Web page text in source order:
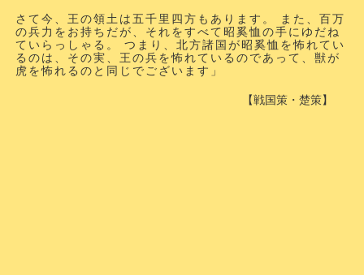
さて今、王の領土は五千里四方もあります。 また、百万
の兵力をお持ちだが、それをすべて昭奚恤の手にゆだね
ていらっしゃる。 つまり、北方諸国が昭奚恤を怖れてい
るのは、その実、王の兵を怖れているのであって、獣が
虎を怖れるのと同じでございます」
【戦国策・楚策】